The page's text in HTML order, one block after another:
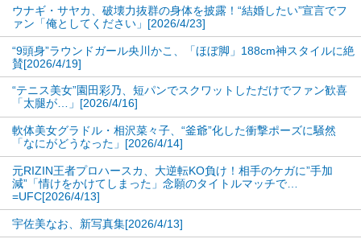
ウナギ・サヤカ、破壊力抜群の身体を披露！“結婚したい”宣言でフ
ァン「俺としてください」[2026/4/23]
“9頭身”ラウンドガール央川かこ、「ほぼ脚」188cm神スタイルに絶
賛[2026/4/19]
“テニス美女”園田彩乃、短パンでスクワットしただけでファン歓喜
「太腿が…」[2026/4/16]
軟体美女グラドル・相沢菜々子、“釜爺”化した衝撃ポーズに騒然
「なにがどうなった」[2026/4/14]
元RIZIN王者プロハースカ、大逆転KO負け！相手のケガに”手加
減”「情けをかけてしまった」念願のタイトルマッチで…
=UFC[2026/4/13]
宇佐美なお、新写真集[2026/4/13]